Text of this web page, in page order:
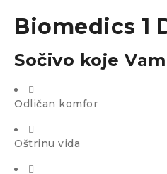
Biomedics 1
Sočivo koje
Odličan komfor
Oštrinu vida